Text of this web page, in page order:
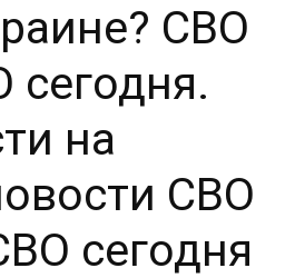
СВО
сегодня.
на
СВО
сегодня